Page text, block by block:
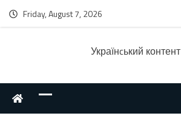
Friday, August 7, 2026
Українcький контент